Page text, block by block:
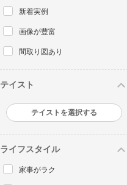
新着実例
画像が豊富
間取り図あり
テイスト
テイストを選択する
ライフスタイル
家事がラク